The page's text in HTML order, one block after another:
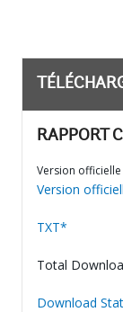
RAPPORT
Version
Version
TXT*
Total
Download